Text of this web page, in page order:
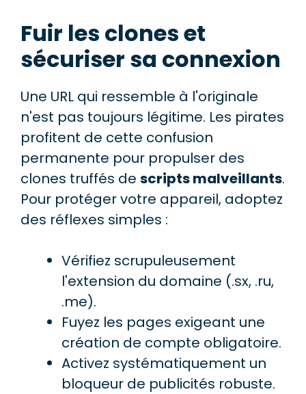
Fuir les clones et
sécuriser sa connexion
Une URL qui ressemble à l'originale
n'est pas toujours légitime. Les pirates
profitent de cette confusion
permanente pour propulser des
clones truffés de scripts malveillants.
Pour protéger votre appareil, adoptez
des réflexes simples :
Vérifiez scrupuleusement
l'extension du domaine (.sx, .ru,
.me).
Fuyez les pages exigeant une
création de compte obligatoire.
Activez systématiquement un
bloqueur de publicités robuste.